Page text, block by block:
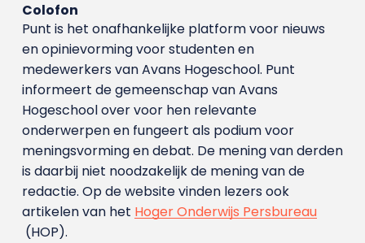
Colofon
Punt is het onafhankelijke platform voor nieuws
en opinievorming voor studenten en
medewerkers van Avans Hoge­school. Punt
informeert de gemeenschap van Avans
Hogeschool over voor hen relevante
onderwerpen en fungeert als podium voor
meningsvorming en debat. De mening van derden
is daarbij niet noodzakelijk de mening van de
redactie. Op de website vinden lezers ook
artikelen van het Hoger Onderwijs Persbureau
(HOP).